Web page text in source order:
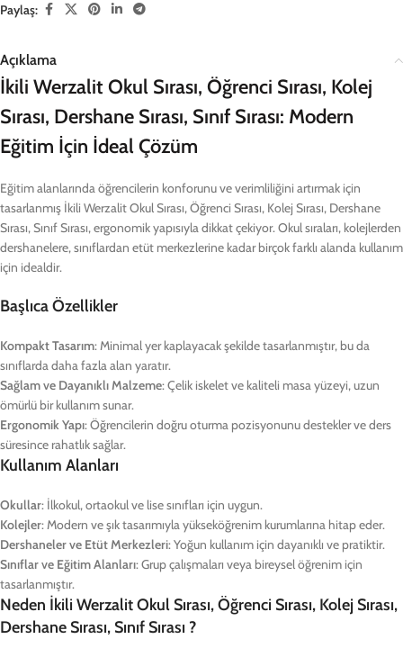
Paylaş:
Açıklama
İkili Werzalit Okul Sırası, Öğrenci Sırası, Kolej
Sırası, Dershane Sırası, Sınıf Sırası: Modern
Eğitim İçin İdeal Çözüm
Eğitim alanlarında öğrencilerin konforunu ve verimliliğini artırmak için
tasarlanmış İkili Werzalit Okul Sırası, Öğrenci Sırası, Kolej Sırası, Dershane
Sırası, Sınıf Sırası, ergonomik yapısıyla dikkat çekiyor. Okul sıraları, kolejlerden
dershanelere, sınıflardan etüt merkezlerine kadar birçok farklı alanda kullanım
için idealdir.
Başlıca Özellikler
Kompakt Tasarım: Minimal yer kaplayacak şekilde tasarlanmıştır, bu da
sınıflarda daha fazla alan yaratır.
Sağlam ve Dayanıklı Malzeme: Çelik iskelet ve kaliteli masa yüzeyi, uzun
ömürlü bir kullanım sunar.
Ergonomik Yapı: Öğrencilerin doğru oturma pozisyonunu destekler ve ders
süresince rahatlık sağlar.
Kullanım Alanları
Okullar: İlkokul, ortaokul ve lise sınıfları için uygun.
Kolejler: Modern ve şık tasarımıyla yükseköğrenim kurumlarına hitap eder.
Dershaneler ve Etüt Merkezleri: Yoğun kullanım için dayanıklı ve pratiktir.
Sınıflar ve Eğitim Alanları: Grup çalışmaları veya bireysel öğrenim için
tasarlanmıştır.
Neden İkili Werzalit Okul Sırası, Öğrenci Sırası, Kolej Sırası,
Dershane Sırası, Sınıf Sırası ?